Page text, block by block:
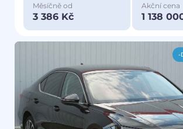
Měsíčně od
3 386 Kč
Akční cena
1 138
-